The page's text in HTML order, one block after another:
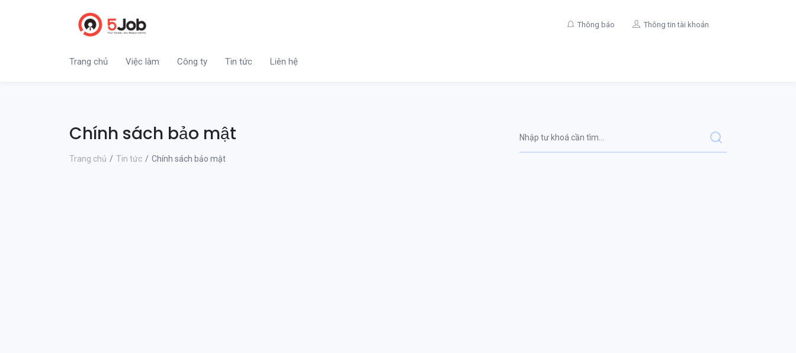
Thông báo Thông tin tài khoản
Trang chủ Việc làm Công ty Tin tức Liên hệ
Chính sách bảo mật
Trang chủ Tin tức Chính sách bảo mật